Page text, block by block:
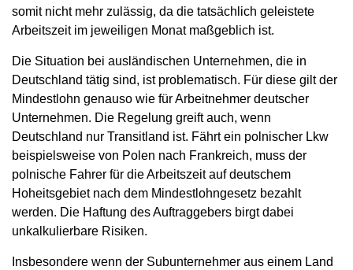
somit nicht mehr zulässig, da die tatsächlich geleistete
Arbeitszeit im jeweiligen Monat maßgeblich ist.
Die Situation bei ausländischen Unternehmen, die in
Deutschland tätig sind, ist problematisch. Für diese gilt der
Mindestlohn genauso wie für Arbeitnehmer deutscher
Unternehmen. Die Regelung greift auch, wenn
Deutschland nur Transitland ist. Fährt ein polnischer Lkw
beispielsweise von Polen nach Frankreich, muss der
polnische Fahrer für die Arbeitszeit auf deutschem
Hoheitsgebiet nach dem Mindestlohngesetz bezahlt
werden. Die Haftung des Auftraggebers birgt dabei
unkalkulierbare Risiken.
Insbesondere wenn der Subunternehmer aus einem Land